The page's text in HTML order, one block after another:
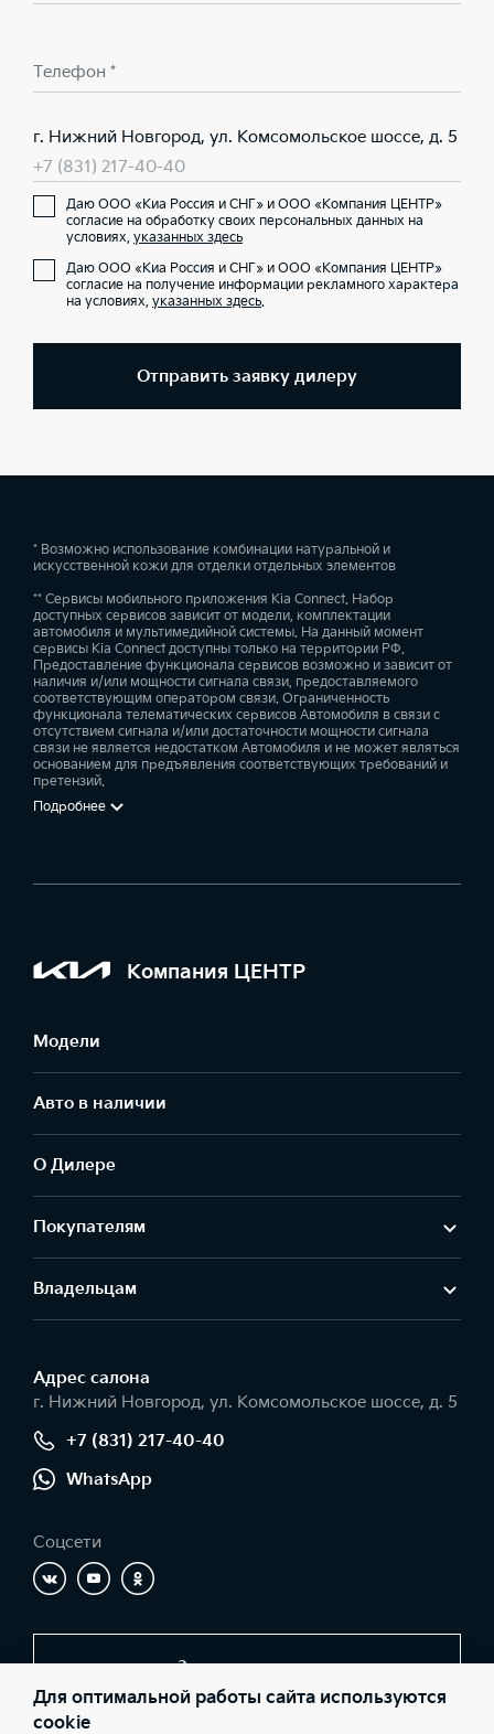
Телефон *
г. Нижний Новгород, ул. Комсомольское шоссе, д. 5
+7 (831) 217-40-40
Даю ООО «Киа Россия и СНГ» и ООО «Компания ЦЕНТР»
согласие на обработку своих персональных данных на
условиях, указанных здесь
Даю ООО «Киа Россия и СНГ» и ООО «Компания ЦЕНТР»
согласие на получение информации рекламного характера
на условиях, указанных здесь.
Отправить заявку дилеру
* Возможно использование комбинации натуральной и
искусственной кожи для отделки отдельных элементов
** Сервисы мобильного приложения Kia Connect. Набор
доступных сервисов зависит от модели, комплектации
автомобиля и мультимедийной системы. На данный момент
сервисы Kia Connect доступны только на территории РФ.
Предоставление функционала сервисов возможно и зависит от
наличия и/или мощности сигнала связи, предоставляемого
соответствующим оператором связи. Ограниченность
функционала телематических сервисов Автомобиля в связи с
отсутствием сигнала и/или достаточности мощности сигнала
связи не является недостатком Автомобиля и не может являться
основанием для предъявления соответствующих требований и
претензий.
Подробнее
Компания ЦЕНТР
Модели
Авто в наличии
О Дилере
Покупателям
Владельцам
Адрес салонa
г. Нижний Новгород, ул. Комсомольское шоссе, д. 5
+7 (831) 217-40-40
WhatsApp
Соцсети
Заказать звонок
Для оптимальной работы сайта используются
cookie